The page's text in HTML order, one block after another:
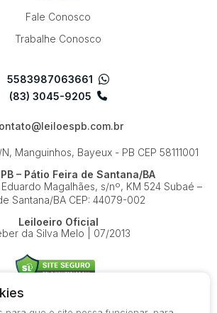
Fale Conosco
Trabalhe Conosco
5583987063661
(83) 3045-9205
N, Manguinhos, Bayeux - PB CEP 58111001
– Pátio Feira de Santana/BA
Magalhães, s/nº, KM 524Subaé –
Santana/BA CEP: 44079-002
Leiloeiro Oficial
da Silva Melo | 07/2013